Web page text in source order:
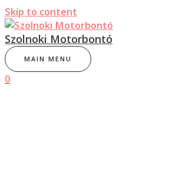
Skip to content
Szolnoki Motorbontó
MAIN MENU
0